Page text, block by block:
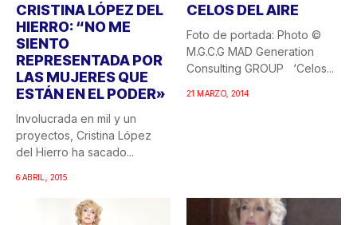
CRISTINA LÓPEZ DEL
HIERRO: “NO ME
SIENTO
REPRESENTADA POR
LAS MUJERES QUE
ESTÁN EN EL PODER»
Involucrada en mil y un
proyectos, Cristina López
del Hierro ha sacado...
6 ABRIL, 2015
CELOS DEL AIRE
Foto de portada: Photo ©
M.G.C.G MAD Generation
Consulting GROUP ‘Celos...
21 MARZO, 2014